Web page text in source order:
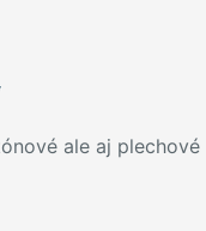
ale aj